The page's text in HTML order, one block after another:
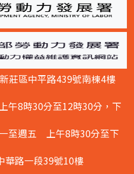
莊區中平路439號南棟4樓
8時30分至12時30分，下
至週五 上午8時30分至下
華路一段39號10樓